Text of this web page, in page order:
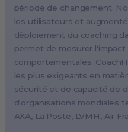
période de changement.
les utilisateurs et
déploiement du coaching
permet de mesurer
comportementales.
les plus exigeants en
sécurité et de capacité de
d'organisations mondiales
AXA, La Poste, LVMH, Air
Madrid, Spain
Stockholm, Sweden
Vienna, Austria
Copenhagen, Denmark
Brussels, Belgium
Lisbon, Portugal
Tokyo, Japan